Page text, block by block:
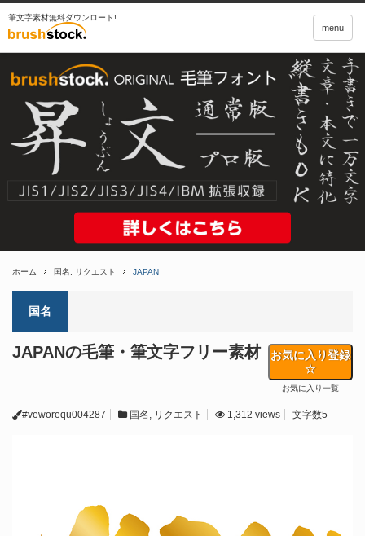
筆文字素材無料ダウンロード!
menu
ホーム 国名, リクエスト JAPAN
国名
JAPANの毛筆・筆文字フリー素材 お気に入り登録
お気に入り一覧
#veworequ004287 国名 , リクエスト 1,312 views 文字数5